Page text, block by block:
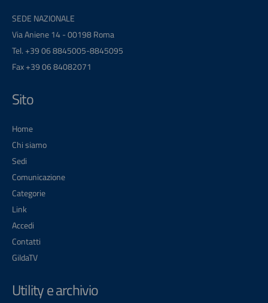
SEDE NAZIONALE
Via Aniene 14 - 00198 Roma
Tel. +39 06 8845005-8845095
Fax +39 06 84082071
Sito
Home
Chi siamo
Sedi
Comunicazione
Categorie
Link
Accedi
Contatti
GildaTV
Utility e archivio